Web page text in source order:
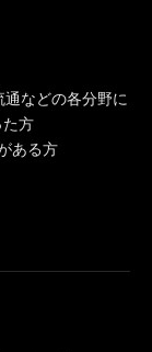
通などの各分野に
た方
ある方